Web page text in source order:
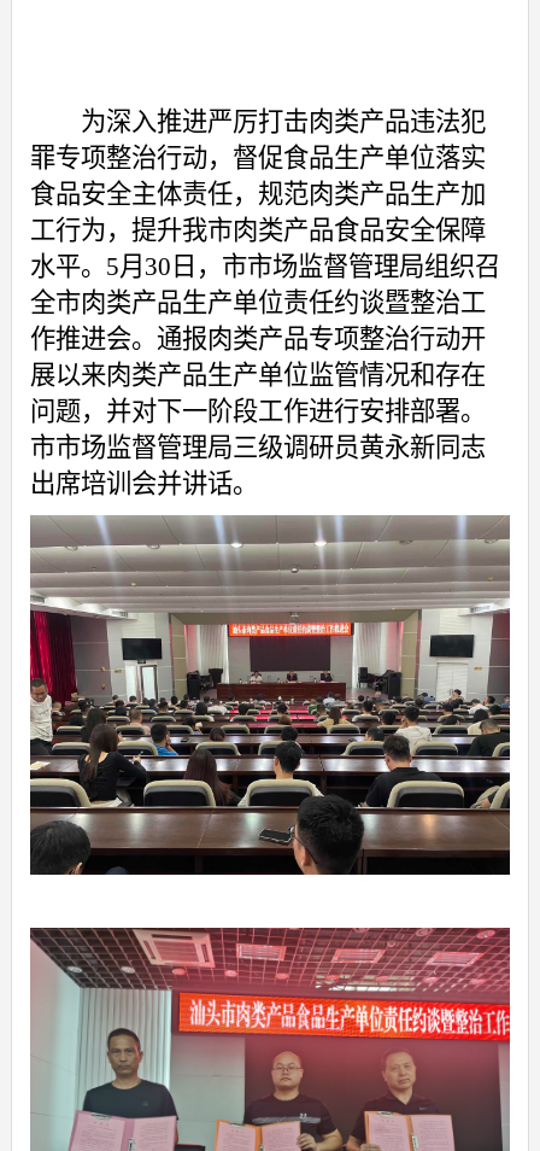
为深入推进严厉打击肉类产品违法犯
罪专项整治行动， 督促食品生产单位落实
食品安全主体责任， 规范肉类产品生产加
工行为， 提升我市肉类产品食品安全保障
水平。 5月 30 日 ， 市市场监督管理局组织召
全市肉类产品生产单位责任约谈暨整治工
作推进会。通报肉类产品专项整治行动开
展以来肉类产品生产单位监管情况和存在
问题，并对下一阶段工作进行安排部署。
市市场监督管理局三级调研员黄永新同志
出席培训会并讲话。